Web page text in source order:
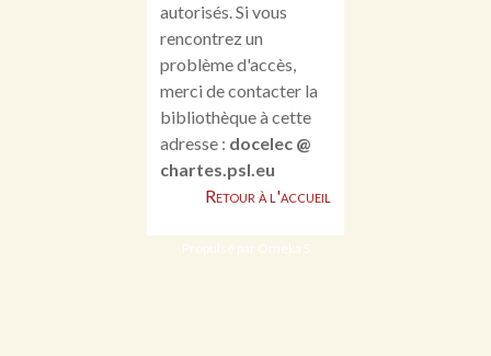
autorisés. Si vous
rencontrez un
problème d'accès,
merci de contacter la
bibliothèque à cette
adresse : docelec @
chartes.psl.eu
Retour à l'accueil
Propulsé par Omeka S